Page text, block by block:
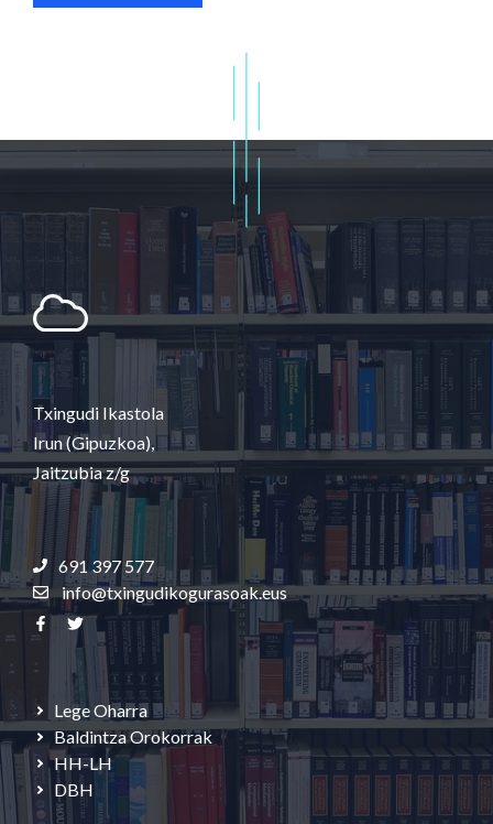
Txingudi Ikastola
Irun (Gipuzkoa),
Jaitzubia z/g
691 397 577
info@txingudikogurasoak.eus
Lege Oharra
Baldintza Orokorrak
HH-LH
DBH